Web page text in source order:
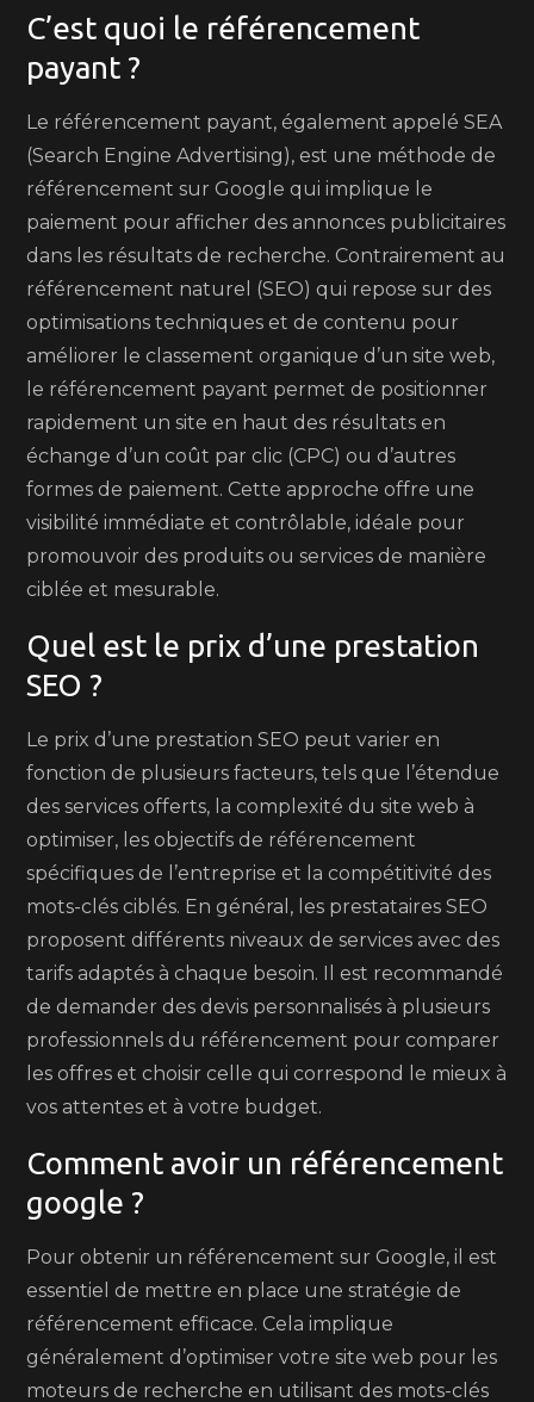
C’est quoi le référencement
payant ?
Le référencement payant, également appelé SEA
(Search Engine Advertising), est une méthode de
référencement sur Google qui implique le
paiement pour afficher des annonces publicitaires
dans les résultats de recherche. Contrairement au
référencement naturel (SEO) qui repose sur des
optimisations techniques et de contenu pour
améliorer le classement organique d’un site web,
le référencement payant permet de positionner
rapidement un site en haut des résultats en
échange d’un coût par clic (CPC) ou d’autres
formes de paiement. Cette approche offre une
visibilité immédiate et contrôlable, idéale pour
promouvoir des produits ou services de manière
ciblée et mesurable.
Quel est le prix d’une prestation
SEO ?
Le prix d’une prestation SEO peut varier en
fonction de plusieurs facteurs, tels que l’étendue
des services offerts, la complexité du site web à
optimiser, les objectifs de référencement
spécifiques de l’entreprise et la compétitivité des
mots-clés ciblés. En général, les prestataires SEO
proposent différents niveaux de services avec des
tarifs adaptés à chaque besoin. Il est recommandé
de demander des devis personnalisés à plusieurs
professionnels du référencement pour comparer
les offres et choisir celle qui correspond le mieux à
vos attentes et à votre budget.
Comment avoir un référencement
google ?
Pour obtenir un référencement sur Google, il est
essentiel de mettre en place une stratégie de
référencement efficace. Cela implique
généralement d’optimiser votre site web pour les
moteurs de recherche en utilisant des mots-clés